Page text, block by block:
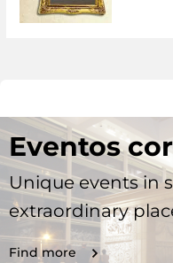
Eventos
Unique events in
extraordinary
Find more